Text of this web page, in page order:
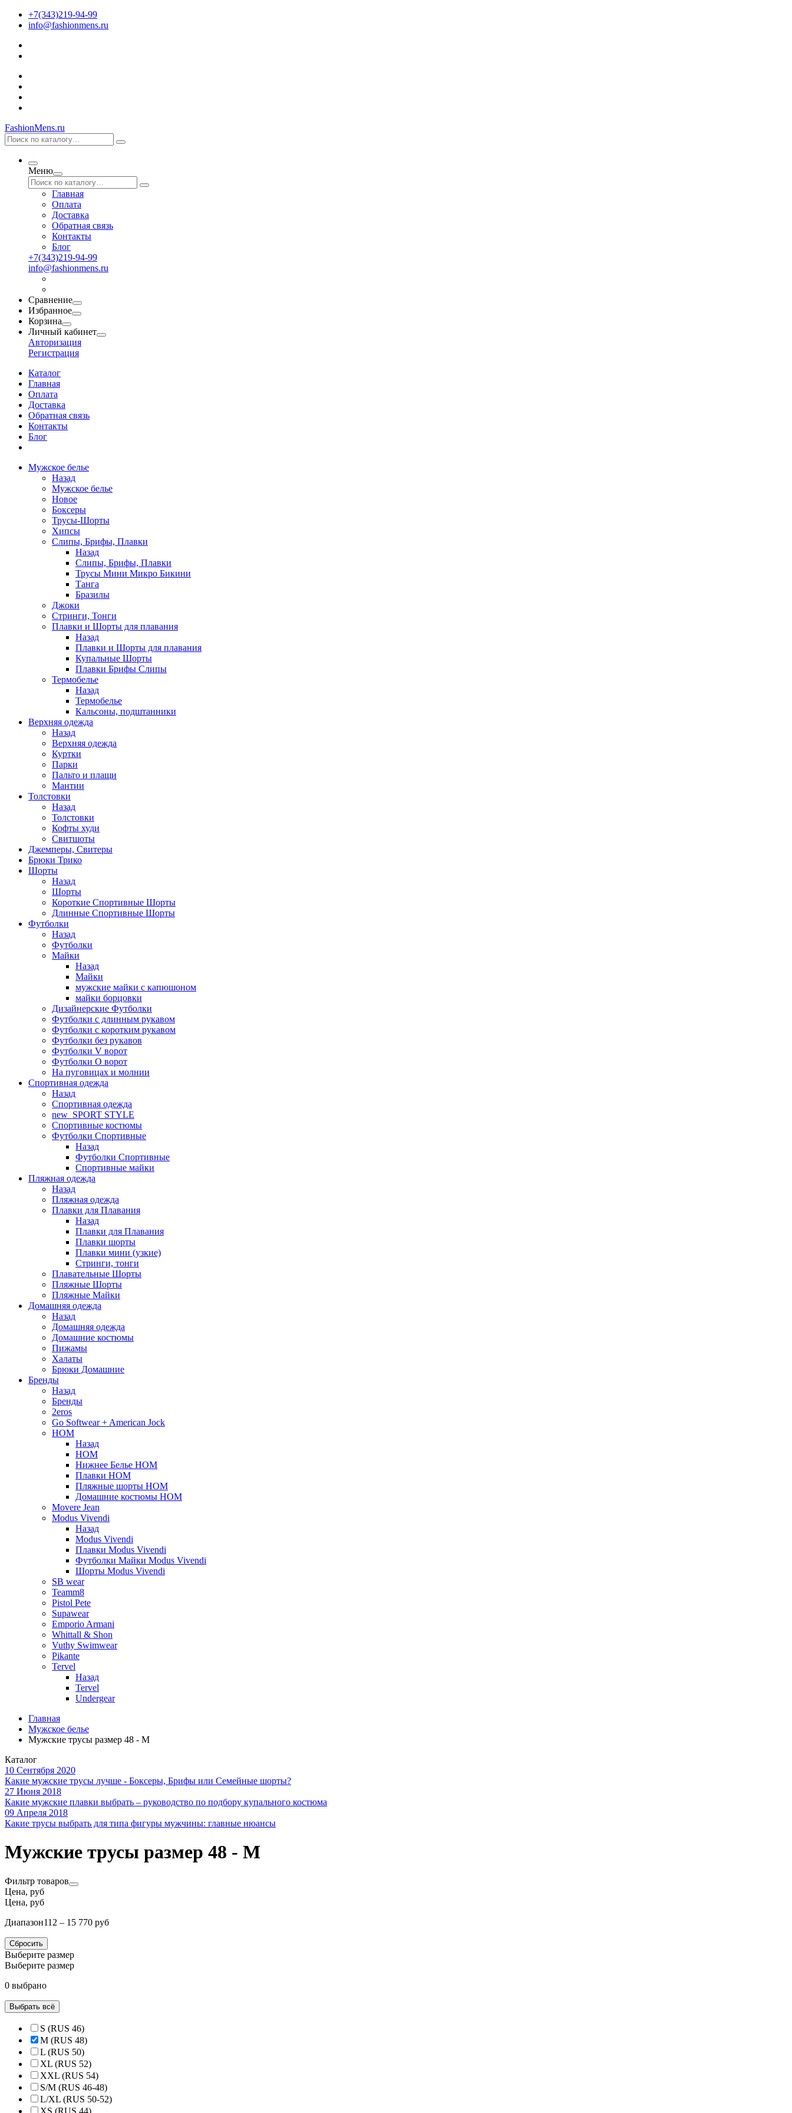
+7(343)219-94-99
info@fashionmens.ru
FashionMens.ru
Меню
Главная
Оплата
Доставка
Обратная связь
Контакты
Блог
+7(343)219-94-99
info@fashionmens.ru
Сравнение
Избранное
Корзина
Личный кабинет
Авторизация
Регистрация
Каталог
Главная
Оплата
Доставка
Обратная связь
Контакты
Блог
Мужское белье
Назад
Мужское белье
Новое
Боксеры
Трусы-Шорты
Хипсы
Слипы, Брифы, Плавки
Назад
Слипы, Брифы, Плавки
Трусы Мини Микро Бикини
Танга
Бразилы
Джоки
Стринги, Тонги
Плавки и Шорты для плавания
Назад
Плавки и Шорты для плавания
Купальные Шорты
Плавки Брифы Слипы
Термобелье
Назад
Термобелье
Кальсоны, подштанники
Верхняя одежда
Назад
Верхняя одежда
Куртки
Парки
Пальто и плащи
Мантии
Толстовки
Назад
Толстовки
Кофты худи
Свитшоты
Джемперы, Свитеры
Брюки Трико
Шорты
Назад
Шорты
Короткие Спортивные Шорты
Длинные Спортивные Шорты
Футболки
Назад
Футболки
Майки
Назад
Майки
мужские майки с капюшоном
майки борцовки
Дизайнерские Футболки
Футболки с длинным рукавом
Футболки с коротким рукавом
Футболки без рукавов
Футболки V ворот
Футболки O ворот
На пуговицах и молнии
Спортивная одежда
Назад
Спортивная одежда
new_SPORT STYLE
Спортивные костюмы
Футболки Спортивные
Назад
Футболки Спортивные
Спортивные майки
Пляжная одежда
Назад
Пляжная одежда
Плавки для Плавания
Назад
Плавки для Плавания
Плавки шорты
Плавки мини (узкие)
Стринги, тонги
Плавательные Шорты
Пляжные Шорты
Пляжные Майки
Домашняя одежда
Назад
Домашняя одежда
Домашние костюмы
Пижамы
Халаты
Брюки Домашние
Бренды
Назад
Бренды
2eros
Go Softwear + American Jock
HOM
Назад
HOM
Нижнее Белье HOM
Плавки HOM
Пляжные шорты HOM
Домашние костюмы HOM
Movere Jean
Modus Vivendi
Назад
Modus Vivendi
Плавки Modus Vivendi
Футболки Майки Modus Vivendi
Шорты Modus Vivendi
SB wear
Teamm8
Pistol Pete
Supawear
Emporio Armani
Whittall & Shon
Vuthy Swimwear
Pikante
Tervel
Назад
Tervel
Undergear
Главная
Мужское белье
Мужские трусы размер 48 - M
Каталог
10 Сентября 2020
Какие мужские трусы лучше - Боксеры, Брифы или Семейные шорты?
27 Июня 2018
Какие мужские плавки выбрать – руководство по подбору купального костюма
09 Апреля 2018
Какие трусы выбрать для типа фигуры мужчины: главные нюансы
Мужские трусы размер 48 - M
Фильтр товаров
Цена, руб
Цена, руб
Диапазон112 – 15 770 руб
Сбросить
Выберите размер
Выберите размер
0 выбрано
Выбрать всё
S (RUS 46)
M (RUS 48)
L (RUS 50)
XL (RUS 52)
XXL (RUS 54)
S/M (RUS 46-48)
L/XL (RUS 50-52)
XS (RUS 44)